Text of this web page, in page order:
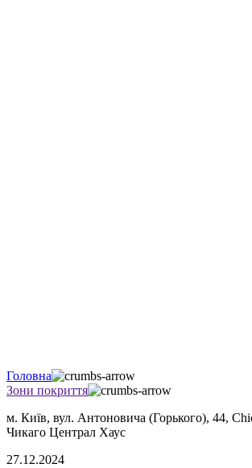
Головна
Зони покриття
м. Київ, вул. Антоновича (Горького), 44,
Чикаго Централ Хаус
27.12.2024